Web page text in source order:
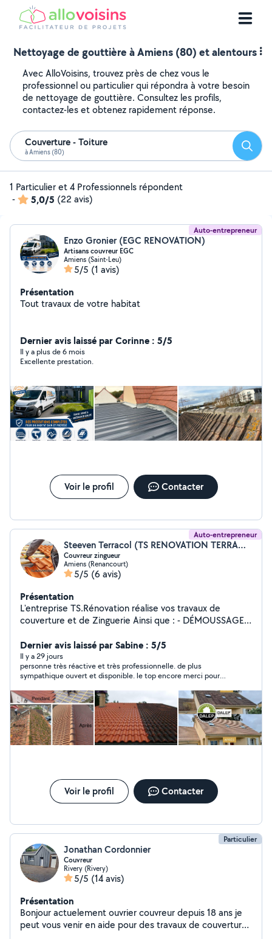
Nettoyage de gouttière à Amiens (80) et alentours
Avec AlloVoisins, trouvez près de chez vous le
professionnel ou particulier qui répondra à votre besoin
de nettoyage de gouttière. Consultez les profils,
contactez-les et obtenez rapidement réponse.
Couverture - Toiture
à Amiens (80)
1 Particulier et 4 Professionnels répondent
-
5,0/5 (22 avis)
Auto-entrepreneur
Enzo Gronier (EGC RENOVATION)
Artisans couvreur EGC
Amiens (Saint-Leu)
5/5 (1 avis)
Présentation
Tout travaux de votre habitat
Dernier avis laissé par Corinne : 5/5
Il y a plus de 6 mois
Excellente prestation.
Voir le profil Contacter
Auto-entrepreneur
Steeven Terracol (TS RENOVATION TERRACOL)
Couvreur zingueur
Amiens (Renancourt)
5/5 (6 avis)
Présentation
L'entreprise TS.Rénovation réalise vos travaux de
couverture et de Zinguerie Ainsi que : - DÉMOUSSAGE
D'ÉTANCHÉITÉ HYDROFUGE SUR -FAÇADE ET TOITURE
- RAVALEMENT DE PEINTURE À BASE DE -RÉSINE SUR
(FAÇADE ET TOITURE) - RECHERCHE DE FUITE -
NETTOYAGE ET RÉPARATION DE -GOUTTIÈRE - POSE
DE GOUTTIÈRE (ZINC/PVC ETC...) - RÉNOVATION DE
BOISERIES VOLET -CACHES-MOINEAUX -POSE DE
BARDAGE (PVC OU BOIS) - RÉPARATION DE FAÎTAGE
EN BÉTON OÙ EN -CLOSOIR VENTILÉ - INTERVENTION
D'URGENCE 24/24H -DEVIS ET DÉPLACEMENT
Dernier avis laissé par Sabine : 5/5
Il y a 29 jours
personne très réactive et très professionnelle. de plus
sympathique ouvert et disponible. le top encore merci pour
Voir le profil Contacter
Particulier
Jonathan Cordonnier
Couvreur
Rivery (Rivery)
5/5 (14 avis)
Présentation
Bonjour actuelement ouvrier couvreur depuis 18 ans je
peut vous venir en aide pour des travaux de couverture .